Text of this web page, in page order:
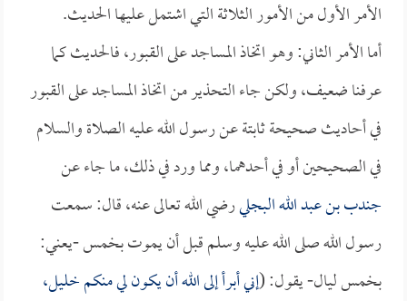
الأمر الأول من الأمور الثلاثة التي اشتمل عليها الحديث.
أما الأمر الثاني: وهو اتخاذ المساجد على القبور، فالحديث كما
عرفنا ضعيف، ولكن جاء التحذير من اتخاذ المساجد على القبور
في أحاديث صحيحة ثابتة عن رسول الله عليه الصلاة والسلام
في الصحيحين أو في أحدهما، ومما ورد في ذلك، ما جاء عن
جندب بن عبد الله البجليرضي الله تعالى عنه، قال: سمعت
رسول الله صلى الله عليه وسلم قبل أن يموت بخمس -يعني:
بخمس ليال- يقول: (إني أبرأ إلى الله أن يكون لي منكم خليل،